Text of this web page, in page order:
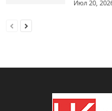
Июл 20,